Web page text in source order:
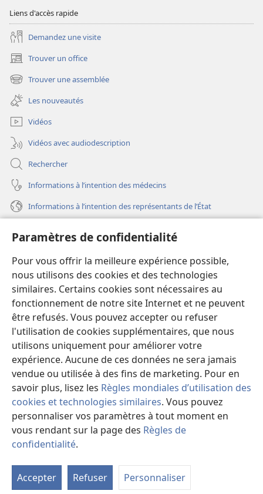
Paramètres de confidentialité
Pour vous offrir la meilleure expérience possible,
nous utilisons des cookies et des technologies
similaires. Certains cookies sont nécessaires au
fonctionnement de notre site Internet et ne peuvent
être refusés. Vous pouvez accepter ou refuser
l'utilisation de cookies supplémentaires, que nous
utilisons uniquement pour améliorer votre
expérience. Aucune de ces données ne sera jamais
vendue ou utilisée à des fins de marketing. Pour en
savoir plus, lisez les Règles mondiales d’utilisation des
cookies et technologies similaires. Vous pouvez
personnaliser vos paramètres à tout moment en
vous rendant sur la page des Règles de
confidentialité.
Accepter Refuser Personnaliser
Liens d'accès rapide
Demandez une visite
Trouver un office
(ouvre
une
nouvelle
fenêtre)
Trouver une assemblée
(ouvre
une
nouvelle
fenêtre)
Les nouveautés
Vidéos
Vidéos avec audiodescription
Rechercher
Informations à l’intention des médecins
Informations à l’intention des représentants de l’État
(ouvre
une
nouvelle
fenêtre)
Bibliothèque en ligne
(ouvre
une
nouvelle
fenêtre)
JW Hub®
(ouvre
une
nouvelle
fenêtre)
JW Library
Watchtower Library
Copyright© 2026 Watch Tower Bible and Tract Society of Pennsylvania.
CONDITIONS D’UTILISATION
PARAMÈTRES DE CONFIDENTIALITÉ